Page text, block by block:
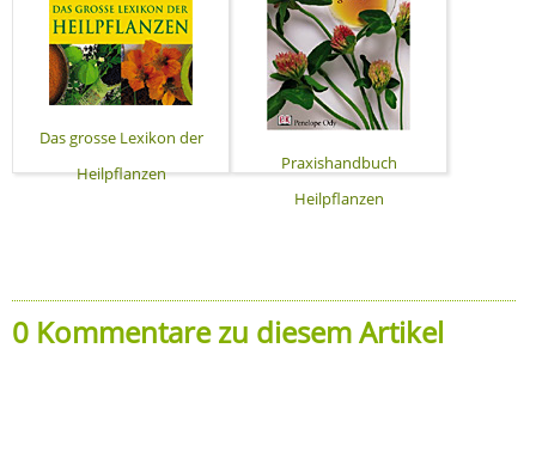
Das grosse Lexikon der
Heilpflanzen
Praxishandbuch
Heilpflanzen
0 Kommentare zu diesem Artikel